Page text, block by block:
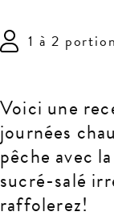
1 à 2
Voici une
journées
pêche avec
sucré-salé
raffolerez!